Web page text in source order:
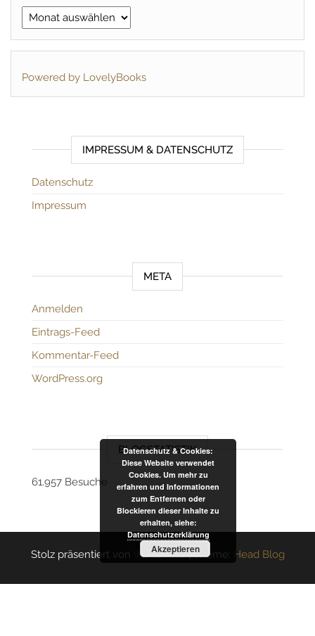
Archiv
Powered by LovelyBooks
IMPRESSUM & DATENSCHUTZ
Datenschutz
Impressum
META
Anmelden
Eintrags-Feed
Kommentar-Feed
WordPress.org
BLOGSTATISTIK
61.957 Besuche
Stolz präsentiert von WordPress |Theme: Head Blog
Datenschutz & Cookies:
Diese Website verwendet
Cookies. Um mehr zu
erfahren und Informationen
zum Entfernen oder
Blockieren dieser Inhalte zu
erhalten, siehe:
Datenschutzerklärung
Akzeptieren